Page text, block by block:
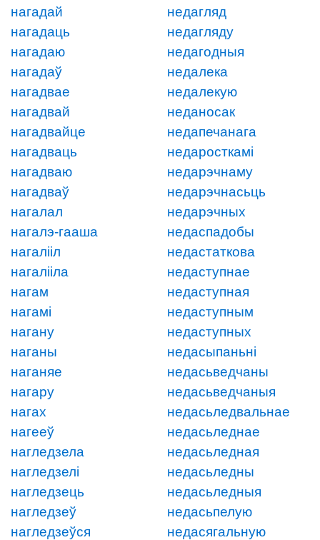
нагадай
нагадаць
нагадаю
нагадаў
нагадвае
нагадвай
нагадвайце
нагадваць
нагадваю
нагадваў
нагалал
нагалэ-гааша
нагалііл
нагалііла
нагам
нагамі
нагану
наганы
наганяе
нагару
нагах
нагееў
нагледзела
нагледзелі
нагледзець
нагледзеў
нагледзеўся
недагляд
недагляду
недагодныя
недалека
недалекую
неданосак
недапечанага
недаросткамі
недарэчнаму
недарэчнасьць
недарэчных
недаспадобы
недастаткова
недаступнае
недаступная
недаступным
недаступных
недасыпаньні
недасьведчаны
недасьведчаныя
недасьледвальнае
недасьледнае
недасьледная
недасьледны
недасьледныя
недасьпелую
недасягальную